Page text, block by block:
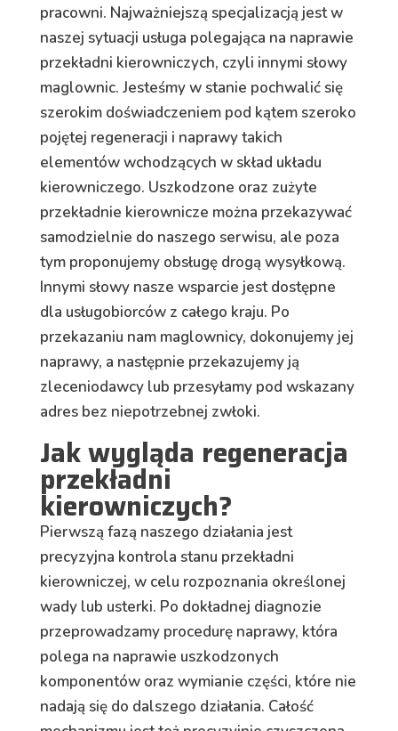
pracowni. Najważniejszą specjalizacją jest w
naszej sytuacji usługa polegająca na naprawie
przekładni kierowniczych, czyli innymi słowy
maglownic. Jesteśmy w stanie pochwalić się
szerokim doświadczeniem pod kątem szeroko
pojętej regeneracji i naprawy takich
elementów wchodzących w skład układu
kierowniczego. Uszkodzone oraz zużyte
przekładnie kierownicze można przekazywać
samodzielnie do naszego serwisu, ale poza
tym proponujemy obsługę drogą wysyłkową.
Innymi słowy nasze wsparcie jest dostępne
dla usługobiorców z całego kraju. Po
przekazaniu nam maglownicy, dokonujemy jej
naprawy, a następnie przekazujemy ją
zleceniodawcy lub przesyłamy pod wskazany
adres bez niepotrzebnej zwłoki.
Jak wygląda regeneracja
przekładni
kierowniczych?
Pierwszą fazą naszego działania jest
precyzyjna kontrola stanu przekładni
kierowniczej, w celu rozpoznania określonej
wady lub usterki. Po dokładnej diagnozie
przeprowadzamy procedurę naprawy, która
polega na naprawie uszkodzonych
komponentów oraz wymianie części, które nie
nadają się do dalszego działania. Całość